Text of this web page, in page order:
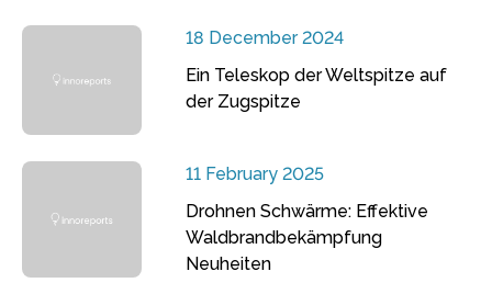
18 December 2024
Ein Teleskop der Weltspitze auf
der Zugspitze
11 February 2025
Drohnen Schwärme: Effektive
Waldbrandbekämpfung
Neuheiten